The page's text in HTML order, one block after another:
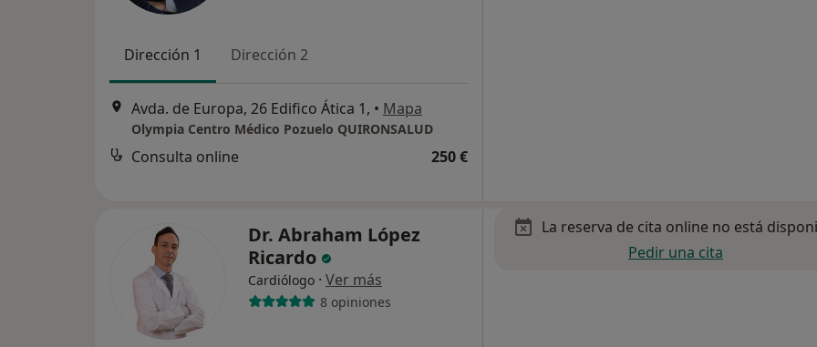
Dirección 1 Dirección 2
Avda. de Europa, 26 Edifico Ática 1, • Mapa
Olympia Centro Médico Pozuelo QUIRONSALUD
Consulta online 250 €
Dr. Abraham López
Ricardo
Cardiólogo · Ver más
8 opiniones
La reserva de cita online no está
Pedir una cita